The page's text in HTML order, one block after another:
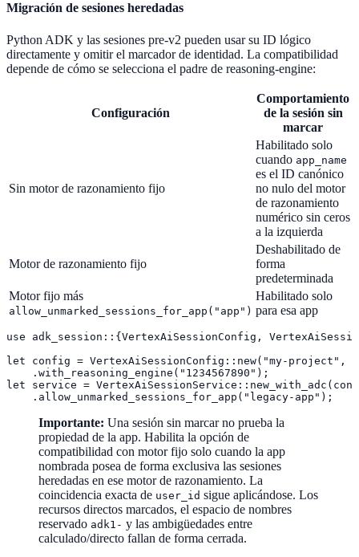
Migración de sesiones heredadas
Python ADK y las sesiones pre-v2 pueden usar su ID lógico
directamente y omitir el marcador de identidad. La compatibilidad
depende de cómo se selecciona el padre de reasoning-engine:
Configuración
Comportamiento
de la sesión sin
marcar
Sin motor de razonamiento fijo
Habilitado solo
cuando app_name
es el ID canónico
no nulo del motor
de razonamiento
numérico sin ceros
a la izquierda
Motor de razonamiento fijo
Deshabilitado de
forma
predeterminada
Motor fijo más
allow_unmarked_sessions_for_app("app")
Habilitado solo
para esa app
use adk_session::{VertexAiSessionConfig,
let config = VertexAiSessionConfig::new("my-project",
    .with_reasoning_engine("1234567890");
let service =
    .allow_unmarked_sessions_for_app("legacy-app");
Importante: Una sesión sin marcar no prueba la
propiedad de la app. Habilita la opción de
compatibilidad con motor fijo solo cuando la app
nombrada posea de forma exclusiva las sesiones
heredadas en ese motor de razonamiento. La
coincidencia exacta de user_id sigue aplicándose. Los
recursos directos marcados, el espacio de nombres
reservado adk1- y las ambigüedades entre
calculado/directo fallan de forma cerrada.